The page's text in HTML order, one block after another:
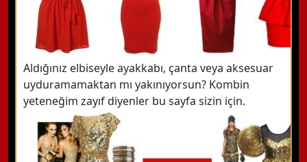
Aldığınız elbiseyle ayakkabı, çanta veya aksesuar
uyduramamaktan mı yakınıyorsun? Kombin
yeteneğim zayıf diyenler bu sayfa sizin için.